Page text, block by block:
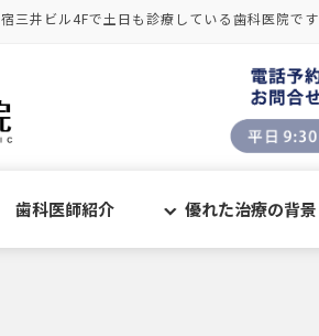
三井ビル4Fで土日も診療している歯科医院です
歯科医師紹介 優れた治療の背景